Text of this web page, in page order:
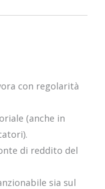
con regolarità
(anche in
di reddito del
sia sul